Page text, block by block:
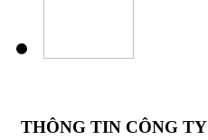
THÔNG TIN CÔNG TY